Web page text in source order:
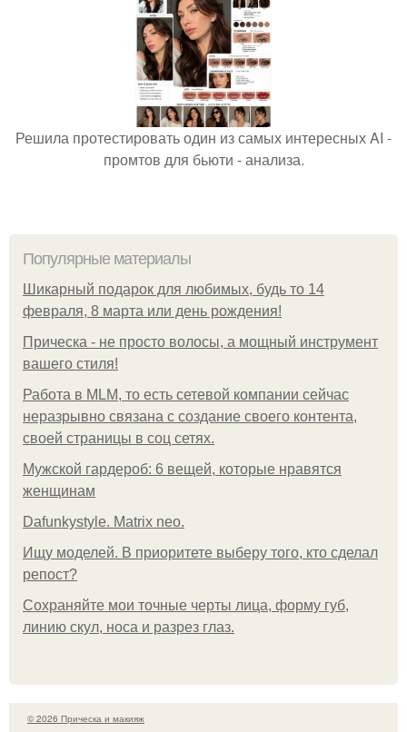
Решила протестировать один из самых интересных AI -
промтов для бьюти - анализа.
Популярные материалы
Шикарный подарок для любимых, будь то 14
февраля, 8 марта или день рождения!
Прическа - не просто волосы, а мощный инструмент
вашего стиля!
Работа в MLM, то есть сетевой компании сейчас
неразрывно связана с создание своего контента,
своей страницы в соц сетях.
Мужской гардероб: 6 вещей, которые нравятся
женщинам
Dafunkystyle. Matrix neo.
Ищу моделей. В приоритете выберу того, кто сделал
репост?
Сохраняйте мои точные черты лица, форму губ,
линию скул, носа и разрез глаз.
© 2026 Прическа и макияж